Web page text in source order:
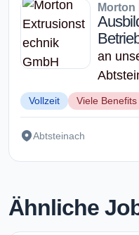
an
Vollzeit Viele Benefits
Abtsteinach
Ähnliche